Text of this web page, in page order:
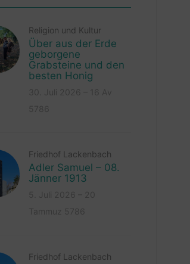
Religion und Kultur
Über aus der Erde
geborgene
Grabsteine und den
besten Honig
Friedhof Lackenbach
Adler Samuel – 08.
Jänner 1913
Friedhof Lackenbach